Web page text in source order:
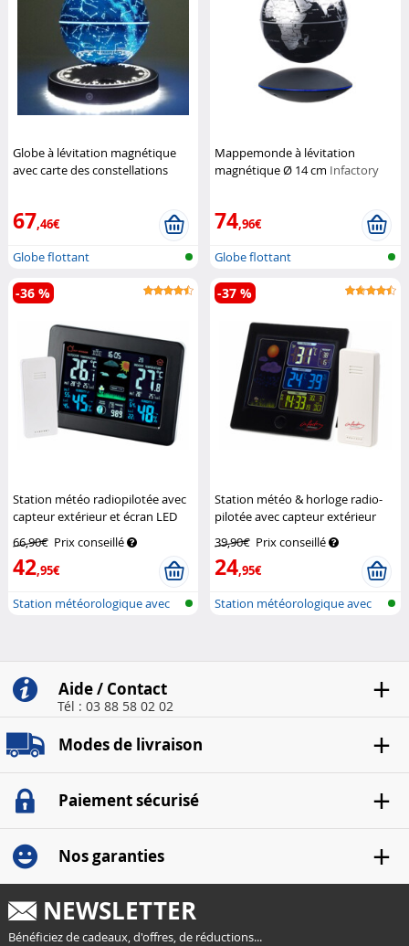
Globe à lévitation magnétique
avec carte des constellations
67,46€
Globe flottant
Mappemonde à lévitation
magnétique Ø 14 cm Infactory
74,96€
Globe flottant
Station météo radiopilotée avec
capteur extérieur et écran LED
66,90€ Prix conseillé
42,95€
-36 %
Station météorologique avec
Station météo & horloge radio-
pilotée avec capteur extérieur
Infactory
39,90€ Prix conseillé
24,95€
-37 %
Station météorologique avec
Aide / Contact
Tél : 03 88 58 02 02
Modes de livraison
Paiement sécurisé
Nos garanties
NEWSLETTER
Bénéficiez de cadeaux, d'offres, de réductions...